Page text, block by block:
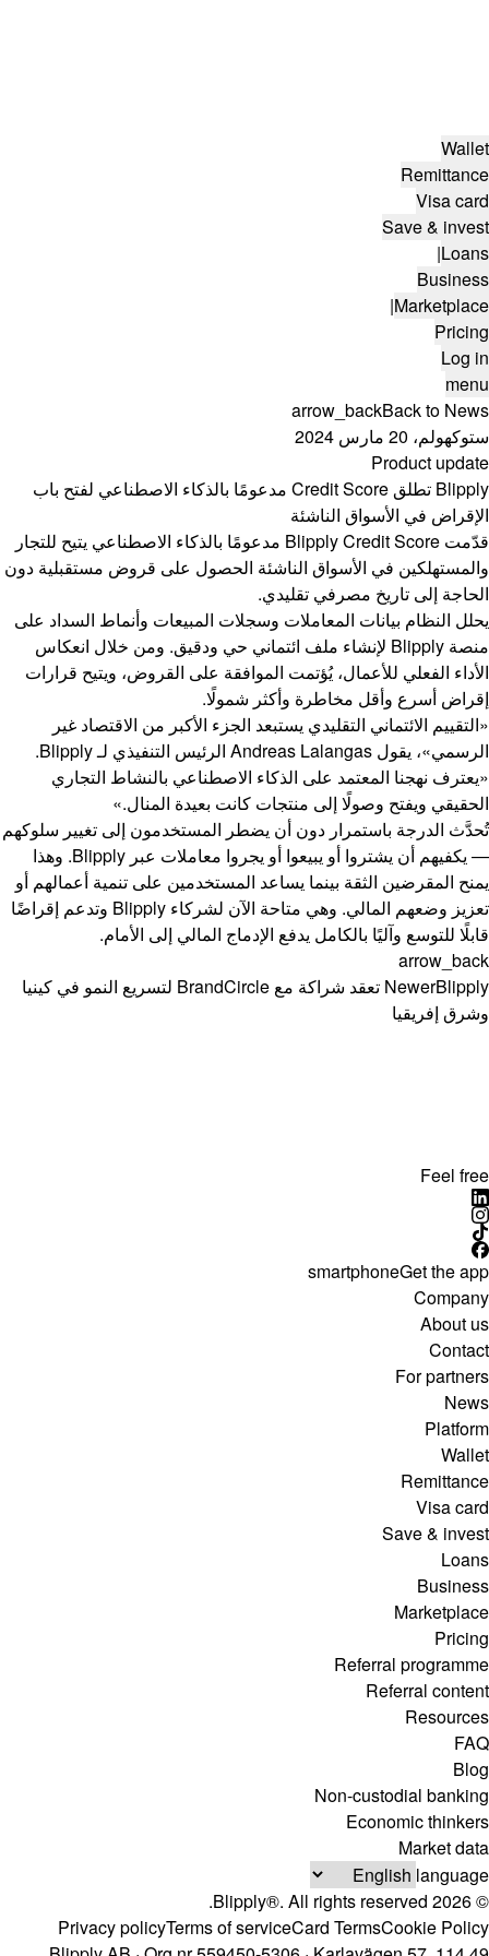
Wallet
Remittance
Visa card
Save & invest
Loans
|
Business
Marketplace
|
Pricing
Log in
menu
arrow_backBack to News
ستوكهولم، 20 مارس 2024
Product update
Blipply تطلق Credit Score مدعومًا بالذكاء الاصطناعي لفتح باب
الإقراض في الأسواق الناشئة
قدّمت Blipply Credit Score مدعومًا بالذكاء الاصطناعي يتيح للتجار
والمستهلكين في الأسواق الناشئة الحصول على قروض مستقبلية دون
الحاجة إلى تاريخ مصرفي تقليدي.
يحلل النظام بيانات المعاملات وسجلات المبيعات وأنماط السداد على
منصة Blipply لإنشاء ملف ائتماني حي ودقيق. ومن خلال انعكاس
الأداء الفعلي للأعمال، يُؤتمت الموافقة على القروض، ويتيح قرارات
إقراض أسرع وأقل مخاطرة وأكثر شمولًا.
«التقييم الائتماني التقليدي يستبعد الجزء الأكبر من الاقتصاد غير
الرسمي»، يقول Andreas Lalangas الرئيس التنفيذي لـ Blipply.
«يعترف نهجنا المعتمد على الذكاء الاصطناعي بالنشاط التجاري
الحقيقي ويفتح وصولًا إلى منتجات كانت بعيدة المنال.»
تُحدَّث الدرجة باستمرار دون أن يضطر المستخدمون إلى تغيير سلوكهم
— يكفيهم أن يشتروا أو يبيعوا أو يجروا معاملات عبر Blipply. وهذا
يمنح المقرضين الثقة بينما يساعد المستخدمين على تنمية أعمالهم أو
تعزيز وضعهم المالي. وهي متاحة الآن لشركاء Blipply وتدعم إقراضًا
قابلًا للتوسع وآليًا بالكامل يدفع الإدماج المالي إلى الأمام.
arrow_back
Newer
Blipply تعقد شراكة مع BrandCircle لتسريع النمو في كينيا
وشرق إفريقيا
Feel free
smartphoneGet the app
Company
About us
Contact
For partners
News
Platform
Wallet
Remittance
Visa card
Save & invest
Loans
Business
Marketplace
Pricing
Referral programme
Referral content
Resources
FAQ
Blog
Non-custodial banking
Economic thinkers
Market data
language
© 2026 Blipply®. All rights reserved.
Privacy policyTerms of serviceCard TermsCookie Policy